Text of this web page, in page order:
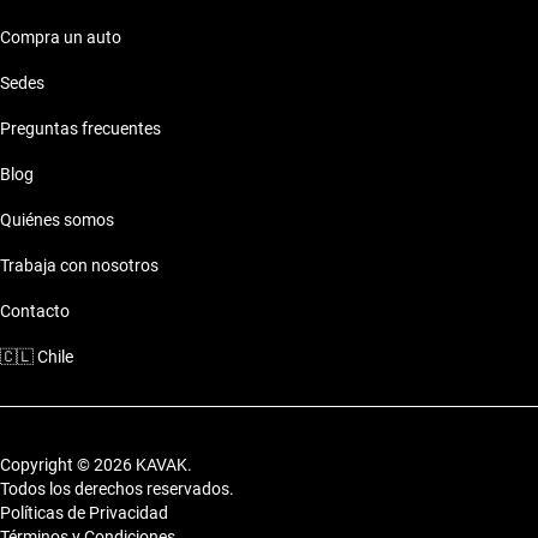
Compra un auto
Sedes
Preguntas frecuentes
Blog
Quiénes somos
Trabaja con nosotros
Contacto
🇨🇱Chile
Copyright © 2026 KAVAK.
Todos los derechos reservados.
Políticas de Privacidad